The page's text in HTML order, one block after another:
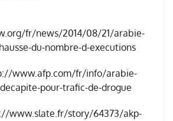
fr/news/2014/08/21/arabie-
du-nombre-d-executions
www.afp.com/fr/info/arabie-
pour-trafic-de-drogue
www.slate.fr/story/64373/akp-